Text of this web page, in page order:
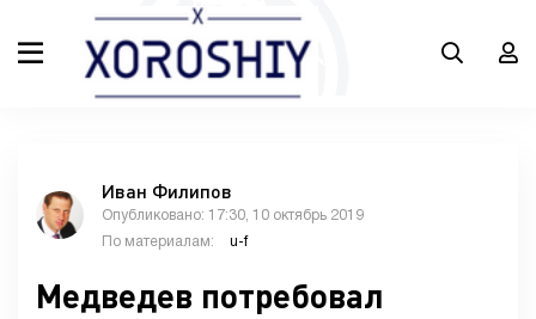
Иван Филипов
Опубликовано: 17:30, 10 октябрь 2019
По материалам:
u-f
Медведев потребовал